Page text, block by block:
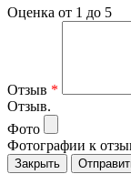
Оценка от 1 до 5
Отзыв *
Отзыв.
Фото
Фотографии к
Закрыть